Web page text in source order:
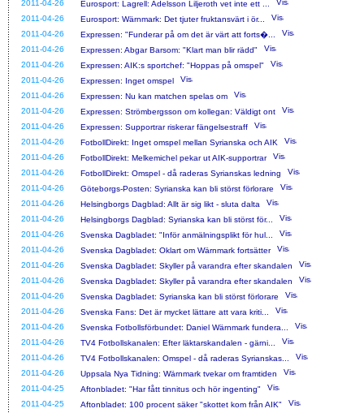
2011-04-26
Eurosport: Lagrell: Adelsson Liljeroth vet inte ett ...
2011-04-26
Eurosport: Wärnmark: Det tjuter fruktansvärt i ör...
2011-04-26
Expressen: "Funderar på om det är värt att forts�...
2011-04-26
Expressen: Abgar Barsom: "Klart man blir rädd"
2011-04-26
Expressen: AIK:s sportchef: "Hoppas på omspel"
2011-04-26
Expressen: Inget omspel
2011-04-26
Expressen: Nu kan matchen spelas om
2011-04-26
Expressen: Strömbergsson om kollegan: Väldigt ont
2011-04-26
Expressen: Supportrar riskerar fängelsestraff
2011-04-26
FotbollDirekt: Inget omspel mellan Syrianska och AIK
2011-04-26
FotbollDirekt: Melkemichel pekar ut AIK-supportrar
2011-04-26
FotbollDirekt: Omspel - då raderas Syrianskas ledning
2011-04-26
Göteborgs-Posten: Syrianska kan bli störst förlorare
2011-04-26
Helsingborgs Dagblad: Allt är sig likt - sluta dalta
2011-04-26
Helsingborgs Dagblad: Syrianska kan bli störst för...
2011-04-26
Svenska Dagbladet: "Inför anmälningsplikt för hul...
2011-04-26
Svenska Dagbladet: Oklart om Wärnmark fortsätter
2011-04-26
Svenska Dagbladet: Skyller på varandra efter skandalen
2011-04-26
Svenska Dagbladet: Skyller på varandra efter skandalen
2011-04-26
Svenska Dagbladet: Syrianska kan bli störst förlorare
2011-04-26
Svenska Fans: Det är mycket lättare att vara kriti...
2011-04-26
Svenska Fotbollsförbundet: Daniel Wärnmark fundera...
2011-04-26
TV4 Fotbollskanalen: Efter läktarskandalen - gärni...
2011-04-26
TV4 Fotbollskanalen: Omspel - då raderas Syrianskas...
2011-04-26
Uppsala Nya Tidning: Wärnmark tvekar om framtiden
2011-04-25
Aftonbladet: "Har fått tinnitus och hör ingenting"
2011-04-25
Aftonbladet: 100 procent säker "skottet kom från AIK"